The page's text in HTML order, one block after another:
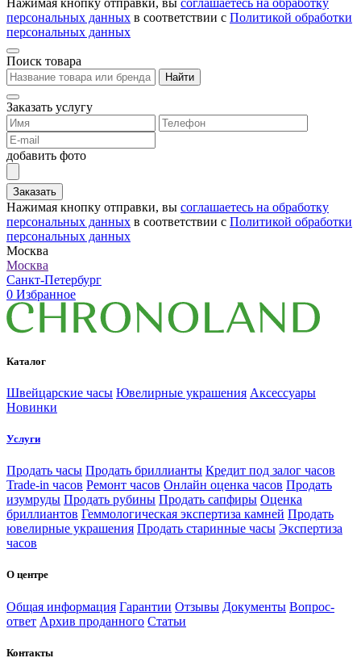
Нажимая кнопку отправки, вы соглашаетесь на обработку
персональных данных в соответствии с Политикой обработки
персональных данных
Поиск товара
Найти
Заказать услугу
добавить фото
Заказать
Нажимая кнопку отправки, вы соглашаетесь на обработку
персональных данных в соответствии с Политикой обработки
персональных данных
Москва
Москва
Санкт-Петербург
0 Избранное
Каталог
Швейцарские часы Ювелирные украшения Аксессуары
Новинки
Услуги
Продать часы Продать бриллианты Кредит под залог часов
Trade-in часов Ремонт часов Онлайн оценка часов Продать
изумруды Продать рубины Продать сапфиры Оценка
бриллиантов Геммологическая экспертиза камней Продать
ювелирные украшения Продать старинные часы Экспертиза
часов
О центре
Общая информация Гарантии Отзывы Документы Вопрос-
ответ Архив проданного Статьи
Контакты